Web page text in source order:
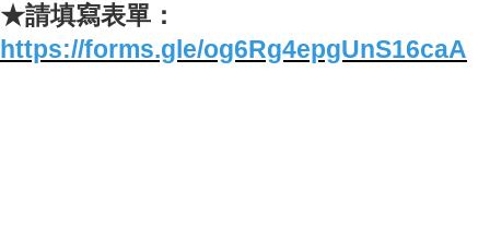
★請填寫表單：
https://forms.gle/og6Rg4epgUnS16caA